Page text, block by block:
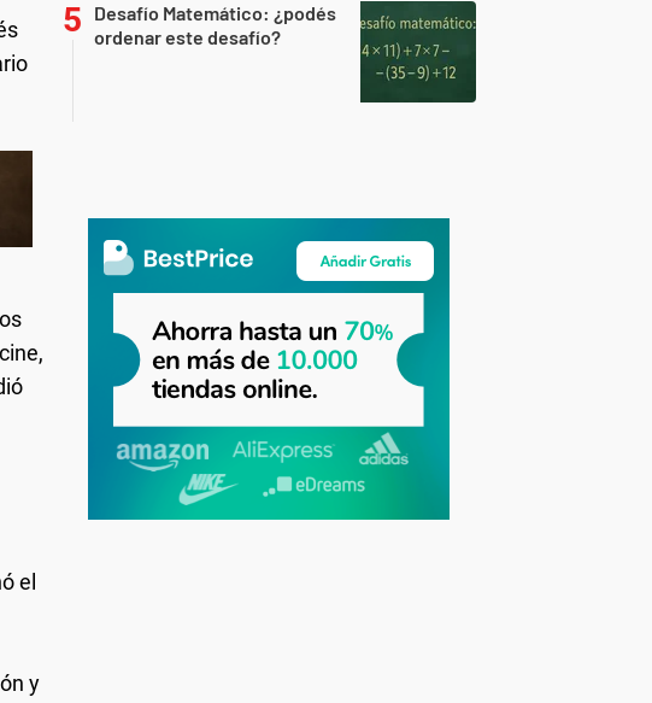
el
y
Desafío Matemático: ¿podés
ordenar este desafío?